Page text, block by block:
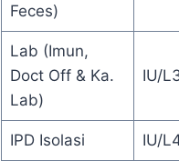
Feces)
Lab (Imun,
Doct Off & Ka.
Lab)
IU/
IPD Isolasi IU/